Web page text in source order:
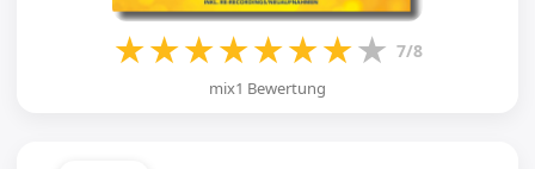
★★★★★★★★ 7/8
mix1 Bewertung